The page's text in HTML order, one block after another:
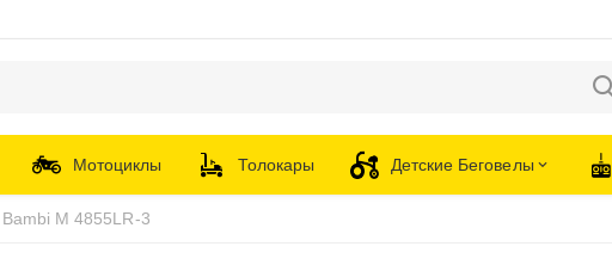
Мотоциклы Толокары Детские Беговелы
Bambi M 4855LR-3